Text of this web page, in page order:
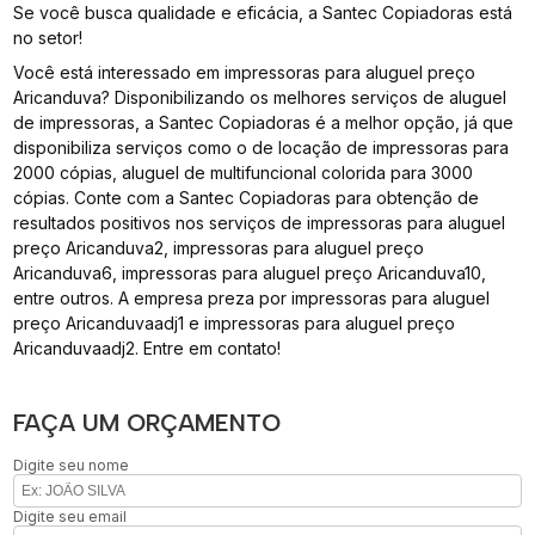
Se você busca qualidade e eficácia, a Santec Copiadoras está
no setor!
Você está interessado em impressoras para aluguel preço
Aricanduva? Disponibilizando os melhores serviços de aluguel
de impressoras, a Santec Copiadoras é a melhor opção, já que
disponibiliza serviços como o de locação de impressoras para
2000 cópias, aluguel de multifuncional colorida para 3000
cópias. Conte com a Santec Copiadoras para obtenção de
resultados positivos nos serviços de impressoras para aluguel
preço Aricanduva2, impressoras para aluguel preço
Aricanduva6, impressoras para aluguel preço Aricanduva10,
entre outros. A empresa preza por impressoras para aluguel
preço Aricanduvaadj1 e impressoras para aluguel preço
Aricanduvaadj2. Entre em contato!
FAÇA UM ORÇAMENTO
Digite seu nome
Digite seu email